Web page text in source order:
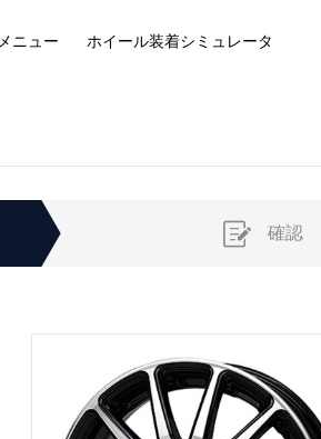
メニュー ホイール装着シミュレータ
確認